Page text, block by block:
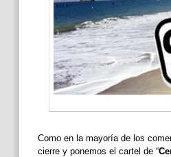
Como en la mayoría de los
cierre y ponemos el cartel de “